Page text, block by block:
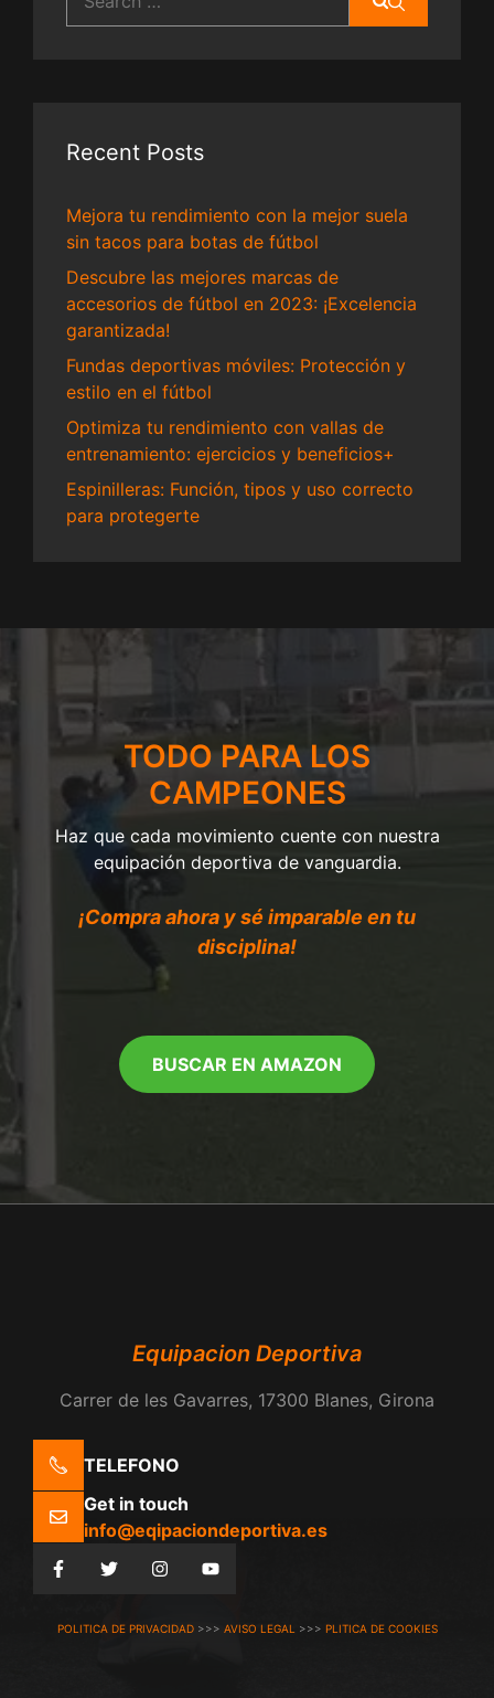
for:
Recent Posts
Mejora tu rendimiento con la mejor suela
sin tacos para botas de fútbol
Descubre las mejores marcas de
accesorios de fútbol en 2023: ¡Excelencia
garantizada!
Fundas deportivas móviles: Protección y
estilo en el fútbol
Optimiza tu rendimiento con vallas de
entrenamiento: ejercicios y beneficios+
Espinilleras: Función, tipos y uso correcto
para protegerte
TODO PARA LOS
CAMPEONES
Haz que cada movimiento cuente con nuestra
equipación deportiva de vanguardia.
¡Compra ahora y sé imparable en tu
disciplina!
BUSCAR EN AMAZON
Equipacion Deportiva
Carrer de les Gavarres, 17300 Blanes, Girona
TELEFONO
Get in touch
info@eqipaciondeportiva.es
POLITICA DE PRIVACIDAD>>> AVISO LEGAL >>> PLITICA DE COOKIES